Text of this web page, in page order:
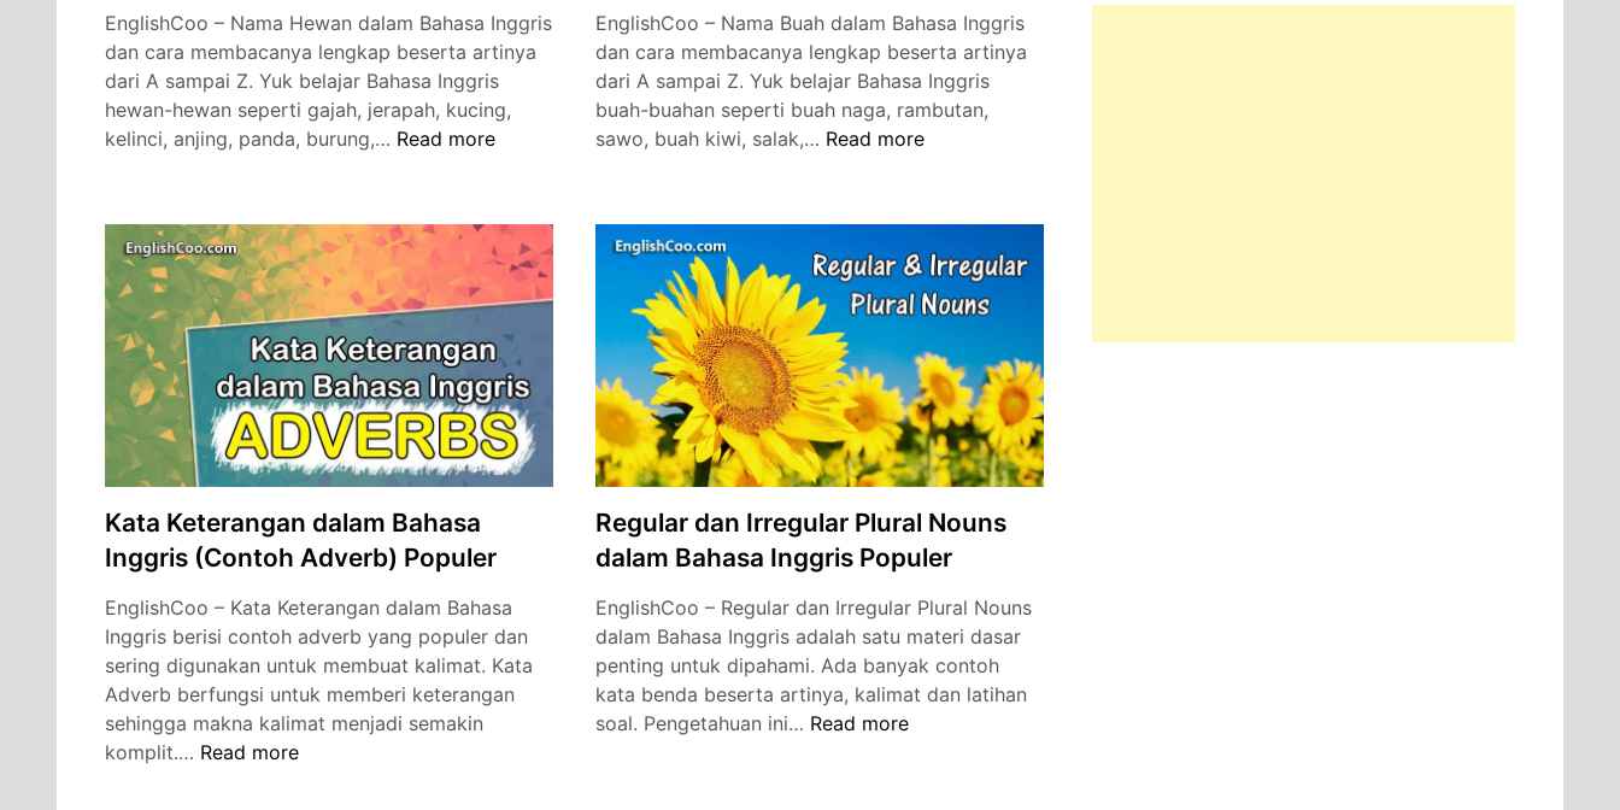
EnglishCoo – Nama Hewan dalam Bahasa Inggris
dan cara membacanya lengkap beserta artinya
dari A sampai Z. Yuk belajar Bahasa Inggris
hewan-hewan seperti gajah, jerapah, kucing,
kelinci, anjing, panda, burung,… Nama
Bahasa
Inggris
dan
Artinya
serta
Cara
Membacanya
Read more
EnglishCoo – Nama Buah dalam Bahasa Inggris
dan cara membacanya lengkap beserta artinya
dari A sampai Z. Yuk belajar Bahasa Inggris
buah-buahan seperti buah naga, rambutan,
sawo, buah kiwi, salak,… Nama
Bahasa
Inggris
dan
Artinya
serta
Cara
Membacanya
Read more
Kata Keterangan dalam Bahasa
Inggris (Contoh Adverb) Populer
EnglishCoo – Kata Keterangan dalam Bahasa
Inggris berisi contoh adverb yang populer dan
sering digunakan untuk membuat kalimat. Kata
Adverb berfungsi untuk memberi keterangan
sehingga makna kalimat menjadi semakin
komplit.… Kata
Read more
Regular dan Irregular Plural Nouns
dalam Bahasa Inggris Populer
EnglishCoo – Regular dan Irregular Plural Nouns
dalam Bahasa Inggris adalah satu materi dasar
penting untuk dipahami. Ada banyak contoh
kata benda beserta artinya, kalimat dan latihan
soal. Pengetahuan ini… Regular
Read more